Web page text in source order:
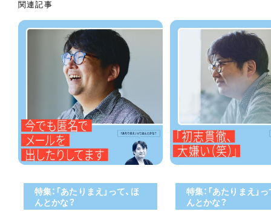
特集：「あたりまえ」って、ほ
んとかな？
特集：「あたりまえ」っ
んとかな？